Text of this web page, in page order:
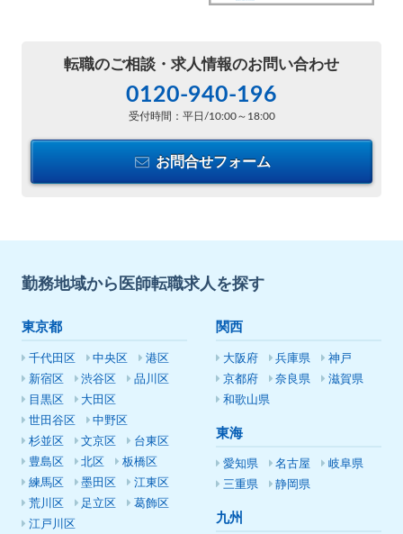
転職のご相談・ 求人情報のお問い合わせ
0120-940-196
受付時間：平日/10:00～18:00
お問合せフォーム
勤務地域から医師転職求人を探す
東京都
千代田区 中央区
港区
新宿区
渋谷区
品川区
目黒区
大田区
世田谷区
中野区
杉並区
文京区
台東区
豊島区
北区
板橋区
練馬区
墨田区
江東区
荒川区
足立区
葛飾区
江戸川区
関西
大阪府 兵庫県
神戸
京都府
奈良県
滋賀県
和歌山県
東海
愛知県 名古屋
岐阜県
三重県
静岡県
九州